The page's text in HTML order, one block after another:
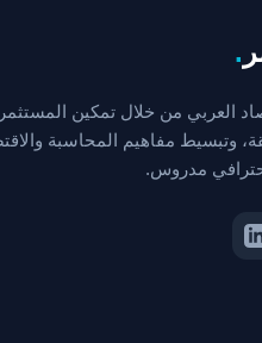
.
العربي من خلال تمكين
وتبسيط مفاهيم المحاسبة
مدروس.